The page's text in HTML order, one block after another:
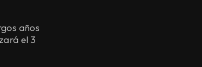
años
el 3